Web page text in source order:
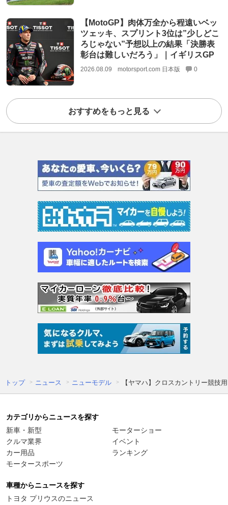
【MotoGP】肉体万全から程遠いベッ
ツェッキ、スプリント3位は”少しどこ
ろじゃない”予想以上の結果「決勝表
彰台は難しいだろう」｜イギリスGP
2026.08.09 motorsport.com 日本版 0
おすすめをもっと見る
トップ ニュース ニューモデル 【ヤマハ】クロスカントリー競技
カテゴリからニュースを探す
新車・新型
クルマ業界
カー用品
モータースポーツ
モーターショー
イベント
ランキング
車種からニュースを探す
トヨタ プリウスのニュース